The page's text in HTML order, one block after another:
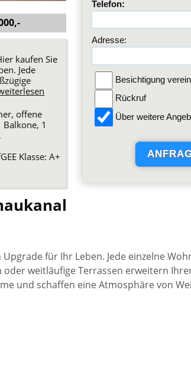
kaufen Sie
Jede
offene
Balkone, 1
Klasse: A+
Telefon:
Adresse:
Besichtigung
Rückruf
Über weitere
für Ihr Leben. Jede einzelne
oder weitläufige Terrassen erweitern
und schaffen eine Atmosphäre von